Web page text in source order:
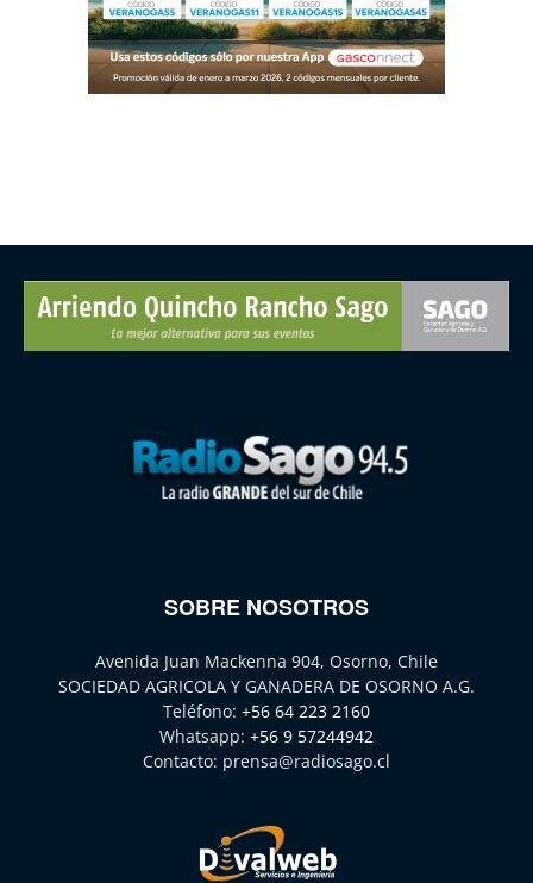
SOBRE NOSOTROS
Avenida Juan Mackenna 904, Osorno, Chile
SOCIEDAD AGRICOLA Y GANADERA DE OSORNO A.G.
Teléfono: +56 64 223 2160
Whatsapp: +56 9 57244942
Contacto: prensa@radiosago.cl